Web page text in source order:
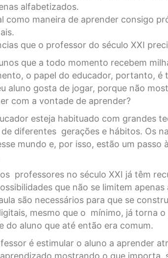
alfabetizados.
como maneira de aprender consigo
que o professor do século XXI
que a todo momento recebem
o papel do educador, portanto, é
aluno gosta de jogar, porque não
com a vontade de aprender?
esteja habituado com grandes
diferentes gerações e hábitos. Os
mundo e, por isso, estão um passo
professores no século XXI já têm
que não se limitem
são necessários para que se
mesmo que o mínimo, já torna
do aluno que até então era comum.
é estimular o aluno a aprender